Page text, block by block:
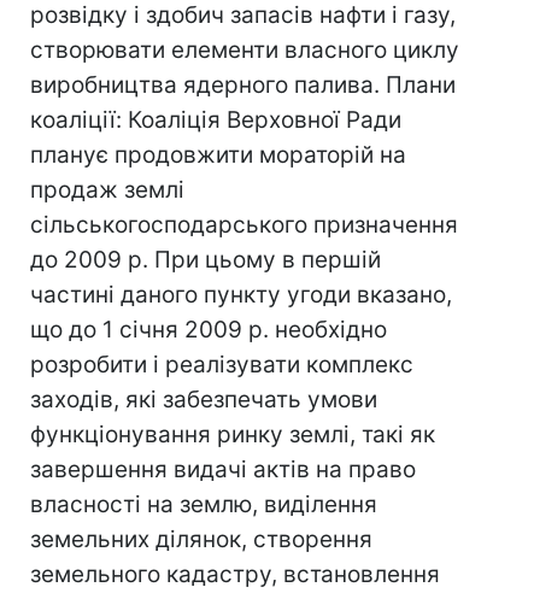
розвідку і здобич запасів нафти і газу,
створювати елементи власного циклу
виробництва ядерного палива. Плани
коаліції: Коаліція Верховної Ради
планує продовжити мораторій на
продаж землі
сільськогосподарського призначення
до 2009 р. При цьому в першій
частині даного пункту угоди вказано,
що до 1 січня 2009 р. необхідно
розробити і реалізувати комплекс
заходів, які забезпечать умови
функціонування ринку землі, такі як
завершення видачі актів на право
власності на землю, виділення
земельних ділянок, створення
земельного кадастру, встановлення